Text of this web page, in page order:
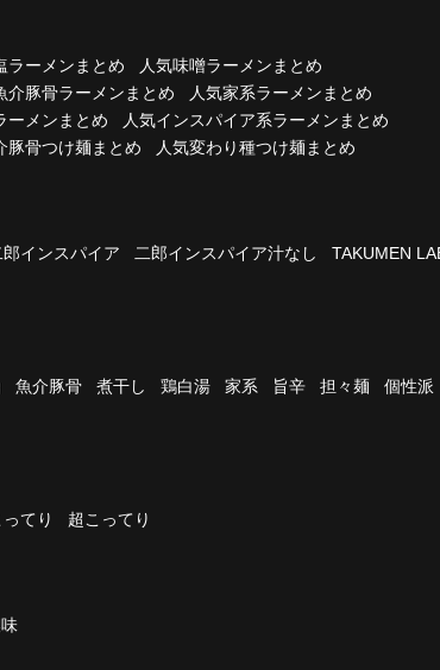
ラーメンまとめ
人気味噌ラーメンまとめ
介豚骨ラーメンまとめ
人気家系ラーメンまとめ
ーメンまとめ
人気インスパイア系ラーメンまとめ
豚骨つけ麺まとめ 人気変わり種つけ麺まとめ
郎インスパイア 二郎インスパイア汁なし
TAKUMEN
魚介豚骨 煮干し 鶏白湯 家系 旨辛 担々麺
個性派
ってり 超こってり